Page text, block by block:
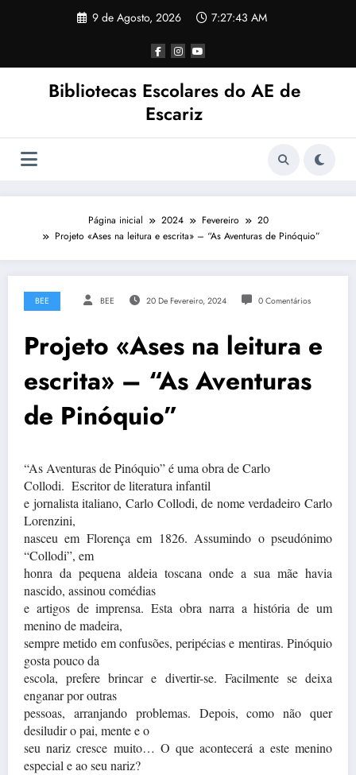
9 de Agosto, 2026 7:27:44 AM
Bibliotecas Escolares do AE de
Escariz
Página inicial 2024 Fevereiro
20
Projeto «Ases na leitura e escrita» – “As Aventuras de Pinóquio”
BEE BEE 20 De Fevereiro, 2024 0 Comentários
Projeto «Ases na leitura e
escrita» – “As Aventuras
de Pinóquio”
“As Aventuras de Pinóquio” é uma obra de Carlo
Collodi. Escritor de literatura infantil
e jornalista italiano, Carlo Collodi, de nome verdadeiro Carlo
Lorenzini,
nasceu em Florença em 1826. Assumindo o pseudónimo
“Collodi”, em
honra da pequena aldeia toscana onde a sua mãe havia
nascido, assinou comédias
e artigos de imprensa. Esta obra narra a história de um
menino de madeira,
sempre metido em confusões, peripécias e mentiras. Pinóquio
gosta pouco da
escola, prefere brincar e divertir-se. Facilmente se deixa
enganar por outras
pessoas, arranjando problemas. Depois, como não quer
desiludir o pai, mente e o
seu nariz cresce muito… O que acontecerá a este menino
especial e ao seu nariz?